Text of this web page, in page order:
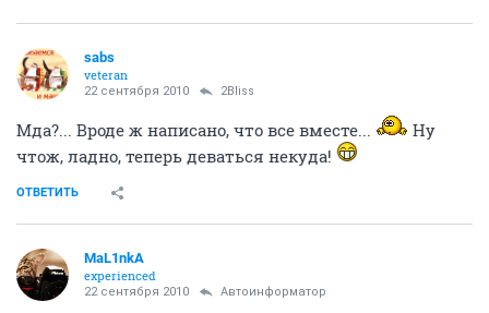
sabs
veteran
22 сентября 2010 2Bliss
Мда?... Вроде ж написано, что все вместе...
Ну
чтож, ладно, теперь деваться некуда!
ОТВЕТИТЬ
MaL1nkA
experienced
22 сентября 2010 Автоинформатор